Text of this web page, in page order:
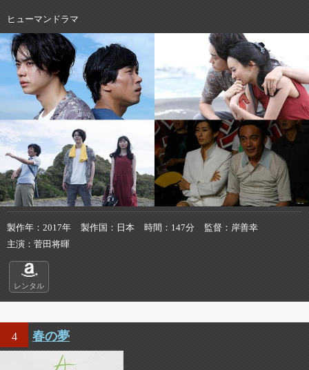
ヒューマンドラマ
製作年 2017年 製作国 日本 時間 147分 監督
岸善幸
主演
菅田将暉
レンタル
4 春の夢